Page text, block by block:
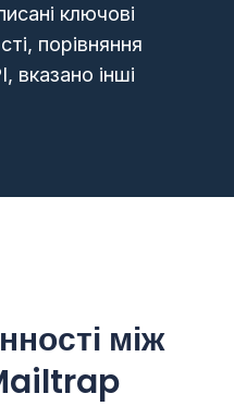
ключові
порівняння
вказано інші
між